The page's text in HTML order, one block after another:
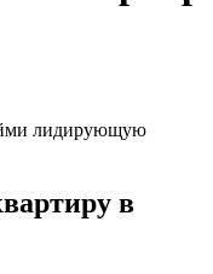
лидирующую
в